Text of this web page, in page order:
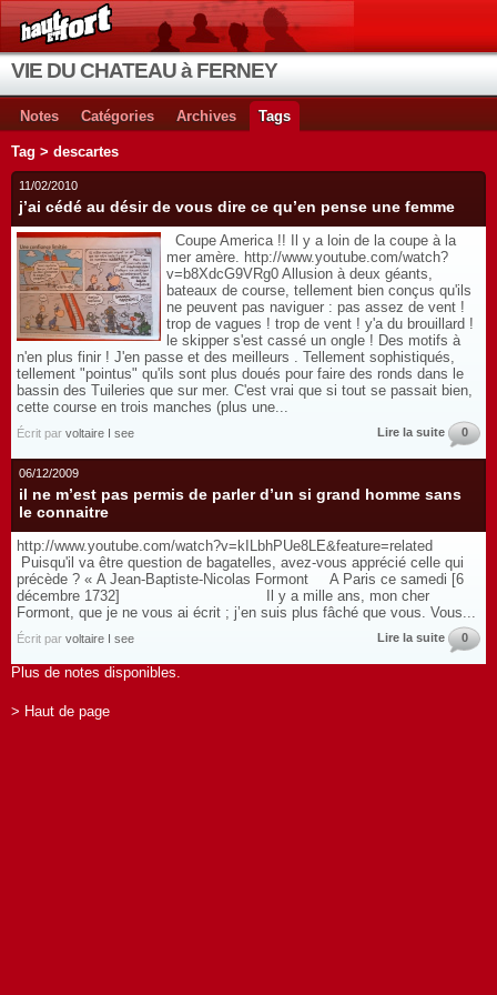
VIE DU CHATEAU à FERNEY
Notes Catégories Archives Tags
Tag > descartes
11/02/2010
j’ai cédé au désir de vous dire ce qu’en pense une femme
Coupe America !! Il y a loin de la coupe à la
mer amère. http://www.youtube.com/watch?
v=b8XdcG9VRg0 Allusion à deux géants,
bateaux de course, tellement bien conçus qu'ils
ne peuvent pas naviguer : pas assez de vent !
trop de vagues ! trop de vent ! y'a du brouillard !
le skipper s'est cassé un ongle ! Des motifs à
n'en plus finir ! J'en passe et des meilleurs . Tellement sophistiqués,
tellement "pointus" qu'ils sont plus doués pour faire des ronds dans le
bassin des Tuileries que sur mer. C'est vrai que si tout se passait bien,
cette course en trois manches (plus une...
Écrit par voltaire I see Lire la suite 0
06/12/2009
il ne m’est pas permis de parler d’un si grand homme sans
le connaitre
http://www.youtube.com/watch?v=kILbhPUe8LE&feature=related
Puisqu'il va être question de bagatelles, avez-vous apprécié celle qui
précède ? « A Jean-Baptiste-Nicolas Formont A Paris ce samedi [6
décembre 1732] Il y a mille ans, mon cher
Formont, que je ne vous ai écrit ; j’en suis plus fâché que vous. Vous...
Écrit par voltaire I see Lire la suite 0
Plus de notes disponibles.
> Haut de page